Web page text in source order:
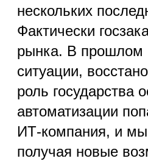
нескольких
Фактически
рынка. В прошлом
ситуации,
роль государства
автоматизации
ИТ-компания, и
получая новые